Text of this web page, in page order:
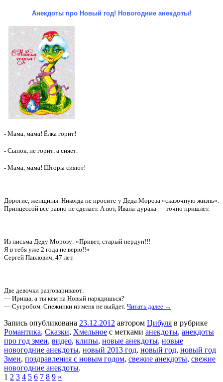
Анекдоты про Новый год! Новогодние анекдоты!
- Мама, мама! Ёлка горит!
- Сынок, не горит, а сияет.
- Мама, мама! Шторы сияют!
Дорогие, женщины. Никогда не просите у Деда Мороза «сказочную жизнь».
Принцессой все равно не сделает. А вот, Ивана-дурака — точно пришлет.
Из письма Деду Морозу: «Привет, старый пердун!!!
Я в тебя уже 2 года не верю!!»
Сергей Павлович, 47 лет.
Две девочки разговаривают:
— Ириша, а ты кем на Новый нарядишься?
— Сугробом. Снежинки из меня не выйдет. Читать далее →
Запись опубликована 23.12.2012 автором Цибуля в рубрике
Романтика, Сказки, Хмельное с метками анекдоты, анекдоты
про год змеи, видео, клипы, новые анекдоты, новые
новогодние анекдоты, новый 2013 год, новый год, новый год
Змеи, поздравления с новым годом, свежие анекдоты, свежие
новогодние анекдоты.
1 2 3 4 5 6 7 8 9 »